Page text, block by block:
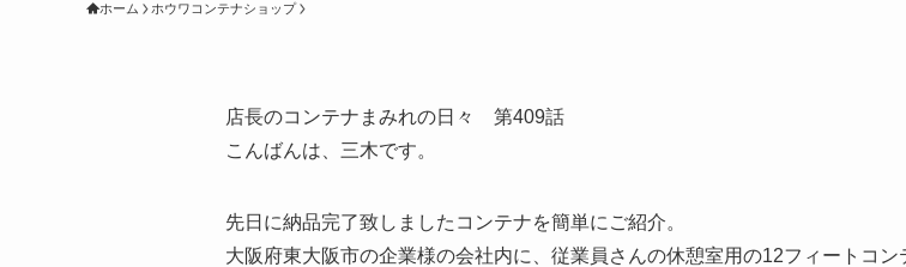
ホーム ホウワコンテナショップ
店長のコンテナまみれの日々 第409話
こんばんは、三木です。
先日に納品完了致しましたコンテナを簡単にご紹介。
大阪府東大阪市の企業様の会社内に、従業員さんの休憩室用の12フィートコン